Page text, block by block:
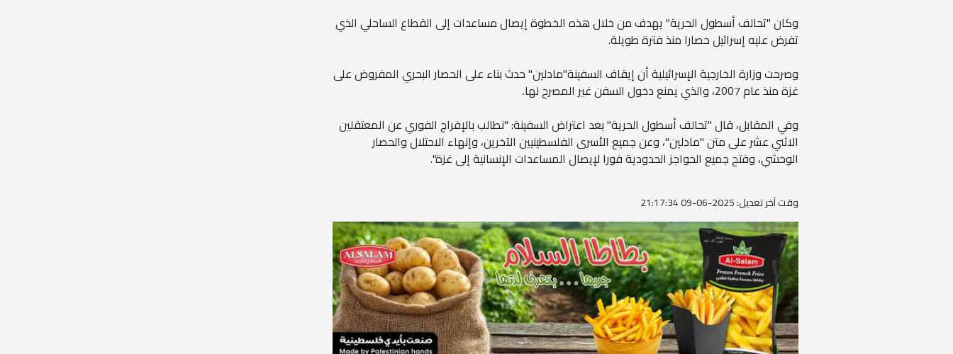
وكان "تحالف أسطول الحرية" يهدف من خلال هذه الخطوة إيصال مساعدات إلى القطاع الساحلي الذي
تفرض عليه إسرائيل حصارا منذ فترة طويلة.
وصرحت وزارة الخارجية الإسرائيلية أن إيقاف السفينة"مادلين" حدث بناء على الحصار البحري المفروض على
غزة منذ عام 2007، والذي يمنع دخول السفن غير المصرح لها.
وفي المقابل، قال "تحالف أسطول الحرية" بعد اعتراض السفينة: "نطالب بالإفراج الفوري عن المعتقلين
الاثني عشر على متن "مادلين"، وعن جميع الأسرى الفلسطينيين الآخرين، وإنهاء الاحتلال والحصار
الوحشي، وفتح جميع الحواجز الحدودية فورا لإيصال المساعدات الإنسانية إلى غزة".
وقت آخر تعديل: 2025-06-09 21:17:34